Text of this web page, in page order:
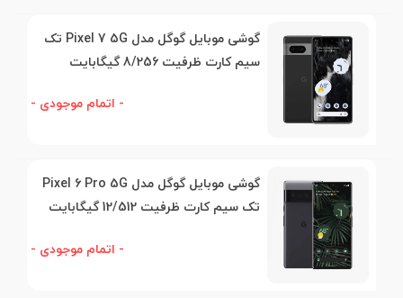
گوشی موبایل گوگل مدل Pixel 7 5G تک‌
سیم کارت ظرفیت 8/256 گیگابایت
- اتمام موجودی -
گوشی موبایل گوگل مدل Pixel 6 Pro 5G
تک‌ سیم کارت ظرفیت 12/512 گیگابایت
- اتمام موجودی -